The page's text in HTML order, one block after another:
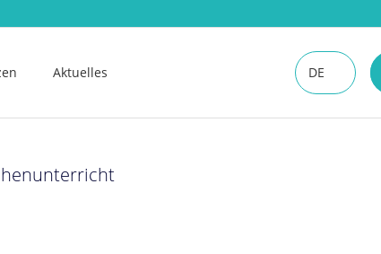
Aktuelles DE